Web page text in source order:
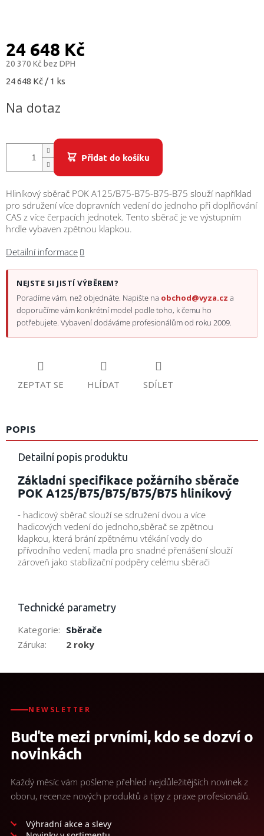
24 648 Kč
20 370 Kč bez DPH
Měrná
24 648 Kč / 1 ks
Na dotaz
Přidat do košíku
Hliníkový sběrač POK A125/B75-B75-B75-B75 slouží například
pro sdružení více dopravních vedení do jednoho při doplňování
CAS z více čerpacích jednotek. Tento sběrač je ve výstupním
hrdle vybaven zpětnou klapkou.
Detailní informace
NEJSTE SI JISTÍ VÝBĚREM?
Poradíme vám, než objednáte. Napište na obchod@vyza.cz a
doporučíme vám konkrétní model podle toho, k čemu ho
potřebujete. Vybavení dodáváme profesionálům od roku 2009.
ZEPTAT SE HLÍDAT SDÍLET
POPIS
Detailní popis produktu
Základní specifikace požárního sběrače
POK A125/B75/B75/B75/B75 hliníkový
- hadicový sběrač slouží se sdružení dvou a více
hadicových vedení do jednoho,sběrač se zpětnou
klapkou, která brání zpětnému vtékání vody do
přívodního vedení, madla pro snadné přenášení slouží
zároveň jako stabilizační podpěry celému sběrači
Technické parametry
Kategorie: Sběrače
Záruka: 2 roky
NEWSLETTER
Buďte mezi prvními, kdo se dozví o
novinkách
Každý měsíc vám pošleme přehled nejdůležitějších novinek z
oboru, recenze nových produktů a tipy z praxe profesionálů.
Výhradní akce a slevy